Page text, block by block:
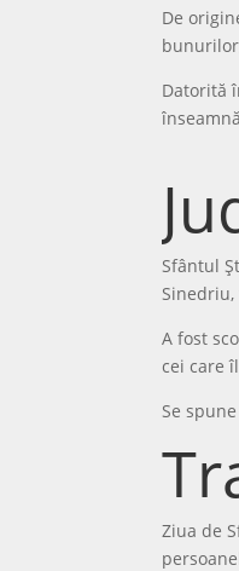
De
Datorită
Sfântul
A fost
cei care
Se
Ziua de